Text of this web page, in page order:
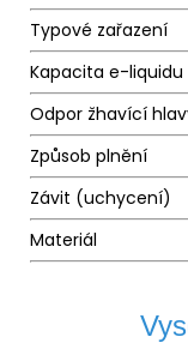
Typové zařazení
Kapacita e-liquidu
Odpor žhavící
Způsob plnění
Závit (uchycení)
Materiál